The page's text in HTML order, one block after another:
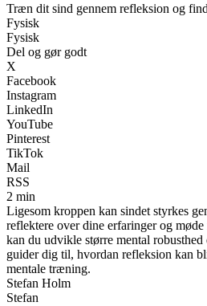
Træn dit sind gennem refleksion og
Fysisk
Fysisk
Del og gør godt
X
Facebook
Instagram
LinkedIn
YouTube
Pinterest
TikTok
Mail
RSS
2 min
Ligesom kroppen kan sindet styrkes
reflektere over dine erfaringer og
kan du udvikle større mental
guider dig til, hvordan refleksion kan
mentale træning.
Stefan Holm
Stefan